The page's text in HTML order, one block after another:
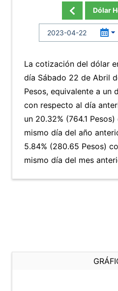
Dólar
La cotización del dólar
día Sábado 22 de Abril
Pesos, equivalente a un
con respecto al día
un 20.32% (764.1
mismo día del año
5.84% (280.65 Pesos)
mismo día del mes